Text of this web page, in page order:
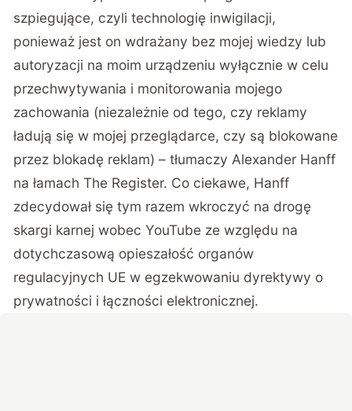
szpiegujące, czyli technologię inwigilacji,
ponieważ jest on wdrażany bez mojej wiedzy lub
autoryzacji na moim urządzeniu wyłącznie w celu
przechwytywania i monitorowania mojego
zachowania (niezależnie od tego, czy reklamy
ładują się w mojej przeglądarce, czy są blokowane
przez blokadę reklam) – tłumaczy Alexander Hanff
na łamach The Register. Co ciekawe, Hanff
zdecydował się tym razem wkroczyć na drogę
skargi karnej wobec YouTube ze względu na
dotychczasową opieszałość organów
regulacyjnych UE w egzekwowaniu dyrektywy o
prywatności i łączności elektronicznej.